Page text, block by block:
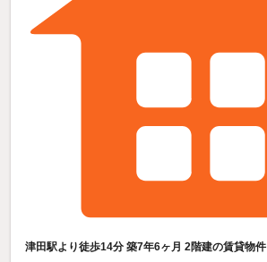
津田駅より徒歩14分 築7年6ヶ月 2階建の賃貸物件